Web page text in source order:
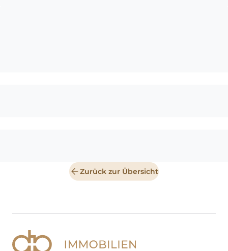
Zurück zur Übersicht